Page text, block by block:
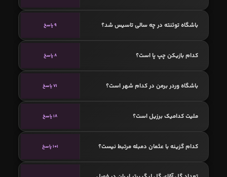
باشگاه توئنته در چه سالی تاسیس شد؟ 9 پاسخ
کدام بازیکن چپ پا است؟ 8 پاسخ
باشگاه وردر برمن در کدام شهر است؟ 71 پاسخ
ملیت کدامیک برزیل است؟ 18 پاسخ
کدام گزینه با عثمان دمبله مرتبط نیست؟ 101 پاسخ